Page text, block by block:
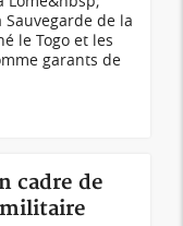
de la
le Togo et les
garants de
cadre de